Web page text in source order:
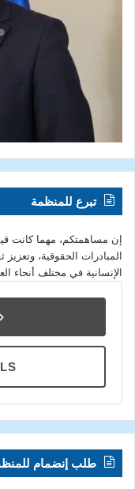
تبرع للمنظمة
إن مساهمتكم، مهما كانت
المبادرات الحقوقية،
الإنسانية في مختلف أنحاء
طلب إنضمام